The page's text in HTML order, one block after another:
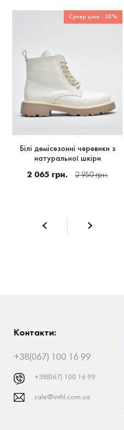
Супер ціна - 30%
Білі демісезонні черевики з
натуральної шкіри
2 065 грн. 2 950 грн.
Контакти:
+38(067) 100 16 99
+38(067) 100 16 99
sale@inifil.com.ua